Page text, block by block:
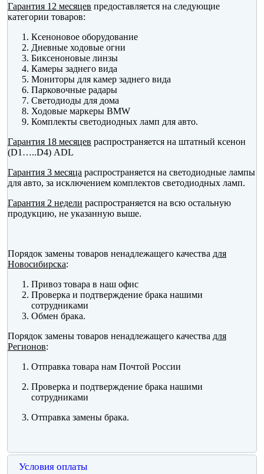
Гарантия 12 месяцев предоставляется на следующие
категории товаров:
Ксеноновое оборудование
Дневные ходовые огни
Биксеноновые линзы
Камеры заднего вида
Мониторы для камер заднего вида
Парковочные радары
Светодиоды для дома
Ходовые маркеры BMW
Комплекты светодиодных ламп для авто.
Гарантия 18 месяцев распространяется на штатный ксенон
(D1…..D4) ADL
Гарантия 3 месяца распространяется на светодиодные лампы
для авто, за исключением комплектов светодиодных ламп.
Гарантия 2 недели распространяется на всю остальную
продукцию, не указанную выше.
Порядок замены товаров ненадлежащего качества для
Новосибирска:
Привоз товара в наш офис
Проверка и подтверждение брака нашими
сотрудниками
Обмен брака.
Порядок замены товаров ненадлежащего качества для
Регионов:
Отправка товара нам Почтой России
Проверка и подтверждение брака нашими
сотрудниками
Отправка замены брака.
Условия оплаты